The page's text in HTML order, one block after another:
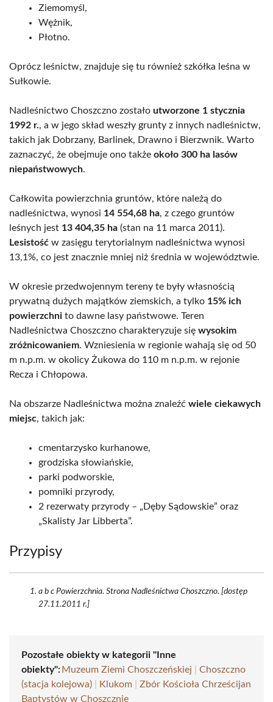
Ziemomyśl,
Wężnik,
Płotno.
Oprócz leśnictw, znajduje się tu również szkółka leśna w
Sułkowie.
Nadleśnictwo Choszczno zostało utworzone 1 stycznia
1992 r., a w jego skład weszły grunty z innych nadleśnictw,
takich jak Dobrzany, Barlinek, Drawno i Bierzwnik. Warto
zaznaczyć, że obejmuje ono także około 300 ha lasów
niepaństwowych.
Całkowita powierzchnia gruntów, które należą do
nadleśnictwa, wynosi 14 554,68 ha, z czego gruntów
leśnych jest 13 404,35 ha (stan na 11 marca 2011).
Lesistość w zasięgu terytorialnym nadleśnictwa wynosi
13,1%, co jest znacznie mniej niż średnia w województwie.
W okresie przedwojennym tereny te były własnością
prywatną dużych majątków ziemskich, a tylko 15% ich
powierzchni to dawne lasy państwowe. Teren
Nadleśnictwa Choszczno charakteryzuje się wysokim
zróżnicowaniem. Wzniesienia w regionie wahają się od 50
m n.p.m. w okolicy Żukowa do 110 m n.p.m. w rejonie
Recza i Chłopowa.
Na obszarze Nadleśnictwa można znaleźć wiele ciekawych
miejsc, takich jak:
cmentarzysko kurhanowe,
grodziska słowiańskie,
parki podworskie,
pomniki przyrody,
2 rezerwaty przyrody – „Dęby Sądowskie” oraz
„Skalisty Jar Libberta”.
Przypisy
a b c Powierzchnia. Strona Nadleśnictwa Choszczno. [dostęp
27.11.2011 r.]
Pozostałe obiekty w kategorii "Inne
obiekty": Muzeum Ziemi Choszczeńskiej
Choszczno
(stacja kolejowa)
Klukom
Zbór Kościoła Chrześcijan
Baptystów w Choszcznie